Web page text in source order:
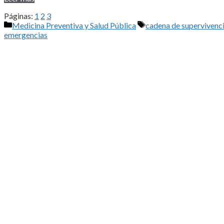
Páginas: 1 2 3
Categorías
Medicina Preventiva y Salud Pública Etiquetas
cadena de
emergencias